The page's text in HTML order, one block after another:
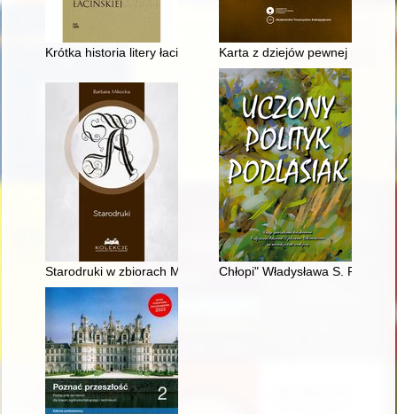
Krótka historia litery łacińskiej Karta z dziejów pewnej
Starodruki w zbiorach Muzeum Sportu i Turystyki w Warszawie
Chłopi" Władysława S.